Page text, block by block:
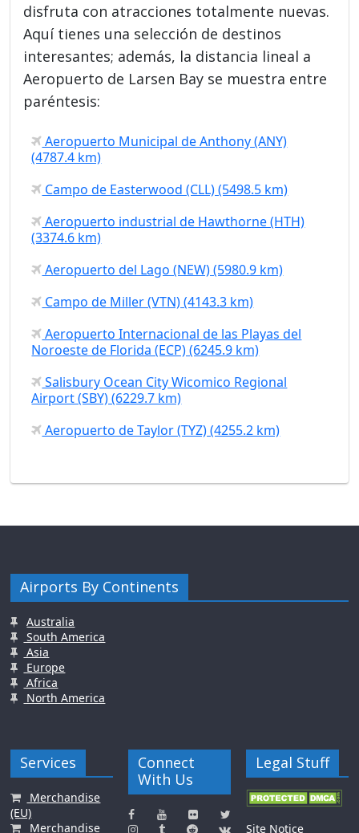
disfruta con atracciones totalmente nuevas.
Aquí tienes una selección de destinos
interesantes; además, la distancia lineal a
Aeropuerto de Larsen Bay se muestra entre
paréntesis:
Aeropuerto Municipal de Anthony (ANY)
(4787.4 km)
Campo de Easterwood (CLL) (5498.5 km)
Aeropuerto industrial de Hawthorne (HTH)
(3374.6 km)
Aeropuerto del Lago (NEW) (5980.9 km)
Campo de Miller (VTN) (4143.3 km)
Aeropuerto Internacional de las Playas del
Noroeste de Florida (ECP) (6245.9 km)
Salisbury Ocean City Wicomico Regional
Airport (SBY) (6229.7 km)
Aeropuerto de Taylor (TYZ) (4255.2 km)
Airports By Continents
Australia
South America
Asia
Europe
Africa
North America
Services
Merchandise
(EU)
Merchandise
Connect
With Us
Legal Stuff
Site Notice